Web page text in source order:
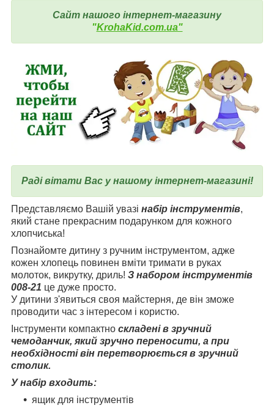
Сайт нашого інтернет-магазину
"KrohaKid.com.ua"
Раді вітати Вас у нашому інтернет-магазині!
Представляємо Вашій увазі набір інструментів,
який стане прекрасним подарунком для кожного
хлопчиська!
Познайомте дитину з ручним інструментом, адже
кожен хлопець повинен вміти тримати в руках
молоток, викрутку, дриль! З набором інструментів
008-21 це дуже просто.
У дитини з'явиться своя майстерня, де він зможе
проводити час з інтересом і користю.
Інструменти компактно складені в зручний
чемоданчик, який зручно переносити, а при
необхідності він перетворюється в зручний
столик.
У набір входить:
ящик для інструментів